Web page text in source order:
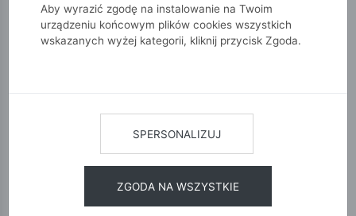
Aby wyrazić zgodę na instalowanie na Twoim
urządzeniu końcowym plików cookies wszystkich
wskazanych wyżej kategorii, kliknij przycisk Zgoda.
SPERSONALIZUJ
ZGODA NA WSZYSTKIE